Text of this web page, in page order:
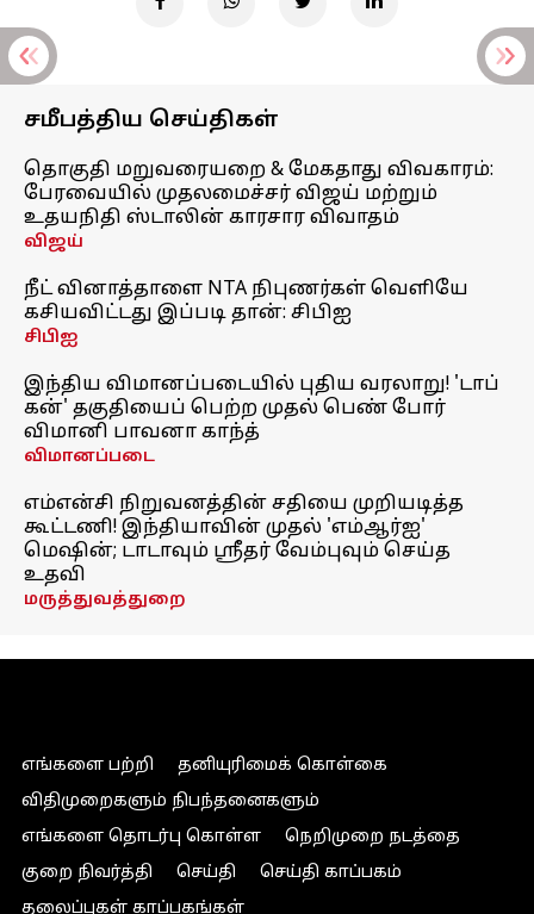
சமீபத்திய செய்திகள்
தொகுதி மறுவரையறை & மேகதாது விவகாரம்:
பேரவையில் முதலமைச்சர் விஜய் மற்றும்
உதயநிதி ஸ்டாலின் காரசார விவாதம்
விஜய்
நீட் வினாத்தாளை NTA நிபுணர்கள் வெளியே
கசியவிட்டது இப்படி தான்: சிபிஐ
சிபிஐ
இந்திய விமானப்படையில் புதிய வரலாறு! 'டாப்
கன்' தகுதியைப் பெற்ற முதல் பெண் போர்
விமானி பாவனா காந்த்
விமானப்படை
எம்என்சி நிறுவனத்தின் சதியை முறியடித்த
கூட்டணி! இந்தியாவின் முதல் 'எம்ஆர்ஐ'
மெஷின்; டாடாவும் ஸ்ரீதர் வேம்புவும் செய்த
உதவி
மருத்துவத்துறை
எங்களை பற்றி
தனியுரிமைக் கொள்கை
விதிமுறைகளும் நிபந்தனைகளும்
எங்களை தொடர்பு கொள்ள
நெறிமுறை நடத்தை
குறை நிவர்த்தி
செய்தி
செய்தி காப்பகம்
தலைப்புகள் காப்பகங்கள்